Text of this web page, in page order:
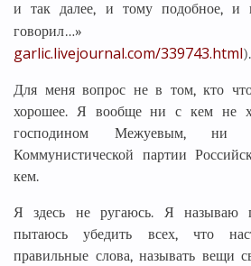
и так далее, и тому подобное, и
garlic.livejournal.com/339743.html).
Для меня вопрос не в том, кто
хорошее. Я вообще ни с кем не
господином Межуевым,
Коммунистической партии
кем.
Я здесь не ругаюсь. Я называю
пытаюсь убедить всех, что
правильные слова, называть вещи